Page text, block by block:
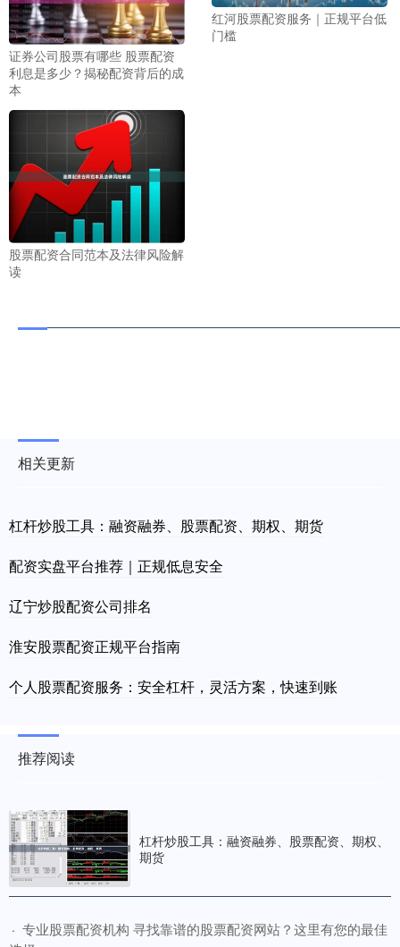
证券公司股票有哪些 股票配资
利息是多少？揭秘配资背后的成
本
红河股票配资服务｜正规平台低
门槛
股票配资合同范本及法律风险解
读
相关更新
杠杆炒股工具：融资融券、股票配资、期权、期货
配资实盘平台推荐｜正规低息安全
辽宁炒股配资公司排名
淮安股票配资正规平台指南
个人股票配资服务：安全杠杆，灵活方案，快速到账
推荐阅读
杠杆炒股工具：融资融券、股票配资、期权、
期货
· ​专业股票配资机构 寻找靠谱的股票配资网站？这里有您的最佳